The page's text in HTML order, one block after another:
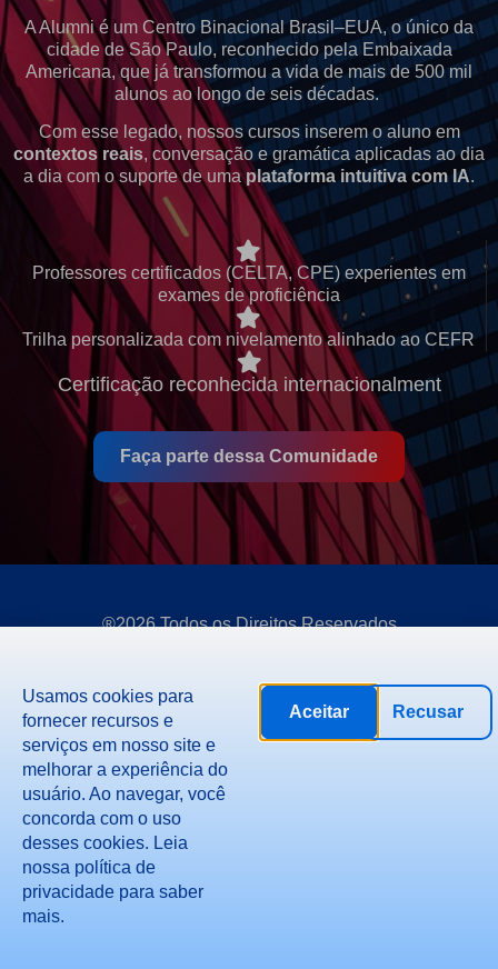
A Alumni é um Centro Binacional Brasil–EUA, o único da
cidade de São Paulo, reconhecido pela Embaixada
Americana, que já transformou a vida de mais de 500 mil
alunos ao longo de seis décadas.
Com esse legado, nossos cursos inserem o aluno em
contextos reais, conversação e gramática aplicadas ao dia
a dia com o suporte de umaplataforma intuitiva com IA.
Professores certificados (CELTA, CPE) experientes em
exames de proficiência
Trilha personalizada com nivelamento alinhado ao CEFR
Certificação reconhecida internacionalment
Faça parte dessa Comunidade
®2026 Todos os Direitos Reservados
Usamos cookies para
fornecer recursos e
serviços em nosso site e
melhorar a experiência do
usuário. Ao navegar, você
concorda com o uso
desses cookies. Leia
nossa política de
privacidade para saber
mais.
Aceitar Recusar